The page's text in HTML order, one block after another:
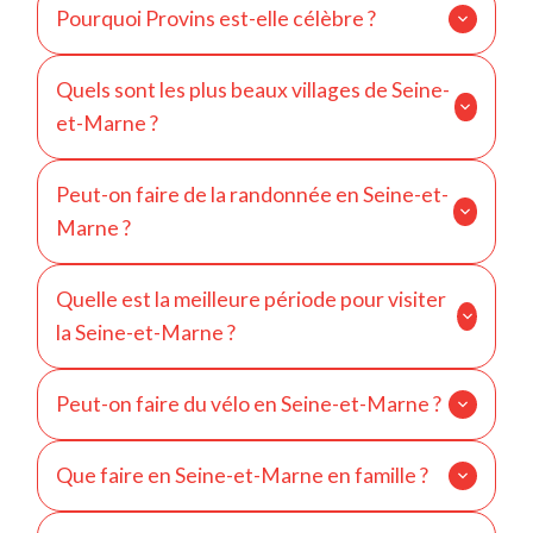
grandes résidences royales françaises. Il est classé
au patrimoine mondial de l’UNESCO.
Pourquoi Provins est-elle célèbre ?
remarquablement conservée et ses spectacles
historiques classés au patrimoine mondial de
l’UNESCO.
Quels sont les plus beaux villages de Seine-
et-Marne ?
Samois-sur-Seine figurent parmi les villages les
plus appréciés du département.
Peut-on faire de la randonnée en Seine-et-
Marne ?
dans la forêt de Fontainebleau, le Gâtinais et les
vallées de Seine et du Loing.
Quelle est la meilleure période pour visiter
la Seine-et-Marne ?
agréables pour profiter des forêts, des jardins et
des visites culturelles.
Peut-on faire du vélo en Seine-et-Marne ?
département, notamment le long des canaux et des
rivières.
Que faire en Seine-et-Marne en famille ?